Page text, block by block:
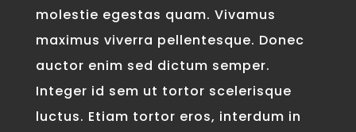
molestie egestas quam. Vivamus
maximus viverra pellentesque. Donec
auctor enim sed dictum semper.
Integer id sem ut tortor scelerisque
luctus. Etiam tortor eros, interdum in